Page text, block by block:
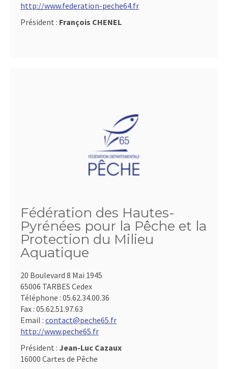
http://www.federation-peche64.fr
Président : François CHENEL
Fédération des Hautes-
Pyrénées pour la Pêche et la
Protection du Milieu
Aquatique
20 Boulevard 8 Mai 1945
65006 TARBES Cedex
Téléphone : 05.62.34.00.36
Fax : 05.62.51.97.63
Email : contact@peche65.fr
http://www.peche65.fr
Président : Jean-Luc Cazaux
16000 Cartes de Pêche